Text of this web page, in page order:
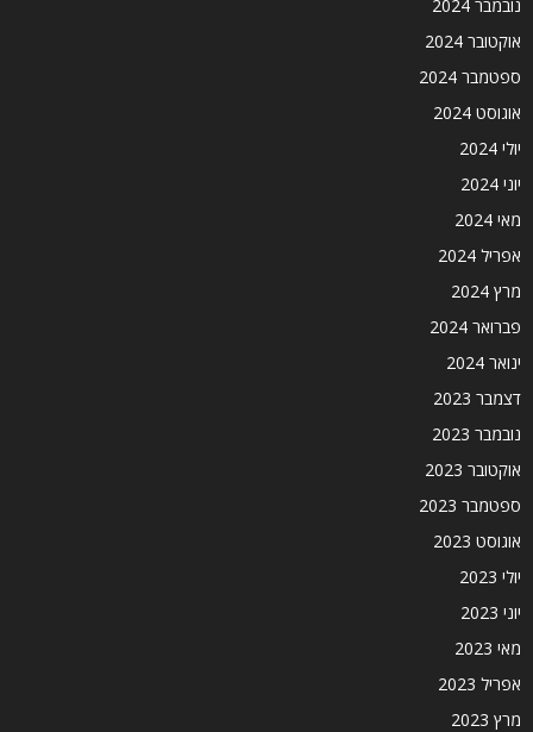
נובמבר 2024
אוקטובר 2024
ספטמבר 2024
אוגוסט 2024
יולי 2024
יוני 2024
מאי 2024
אפריל 2024
מרץ 2024
פברואר 2024
ינואר 2024
דצמבר 2023
נובמבר 2023
אוקטובר 2023
ספטמבר 2023
אוגוסט 2023
יולי 2023
יוני 2023
מאי 2023
אפריל 2023
מרץ 2023